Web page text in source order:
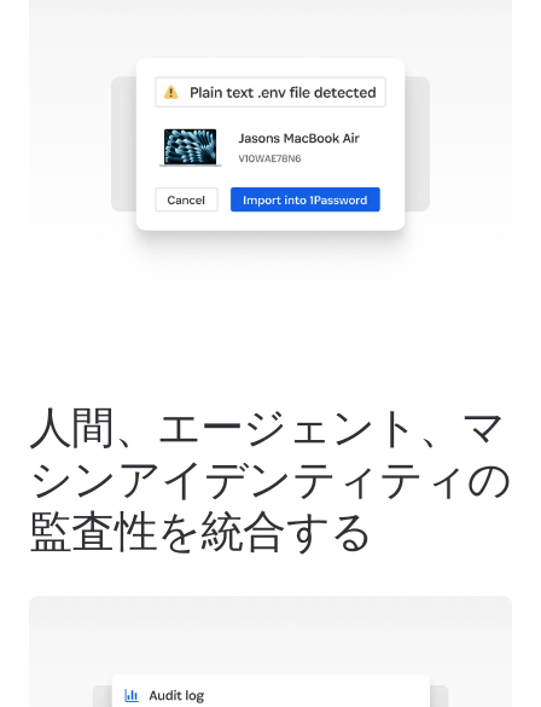
人間、エージェント、マ
シンアイデンティティの
監査性を統合する